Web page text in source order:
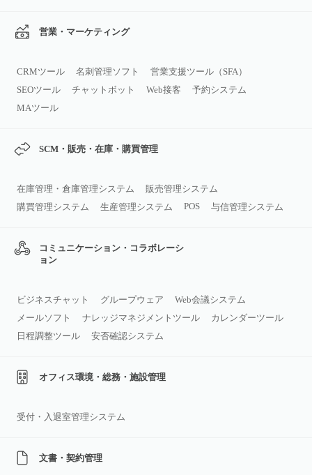
営業・マーケティング
CRMツール 名刺管理ソフト
営業支援ツール（SFA）
SEOツール
チャットボット Web接客
予約システム
MAツール
SCM・販売・在庫・購買管理
在庫管理・倉庫管理システム
販売管理システム
購買管理システム
生産管理システム POS 与信管理システム
コミュニケーション・コラボレーシ
ョン
ビジネスチャット グループウェア
Web会議システム
メールソフト
ナレッジマネジメントツール
カレンダーツール
日程調整ツール
安否確認システム
オフィス環境・総務・施設管理
受付・入退室管理システム
文書・契約管理